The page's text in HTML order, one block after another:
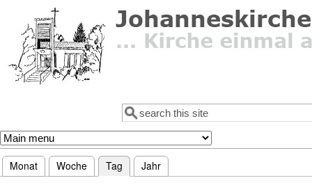
Direkt zum Inhalt
Suchformular
Suche
Haupt-Reiter
Monat Woche Tag (aktiver Reiter)
Jahr